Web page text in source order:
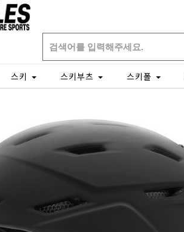
스키 스키부츠 스키폴